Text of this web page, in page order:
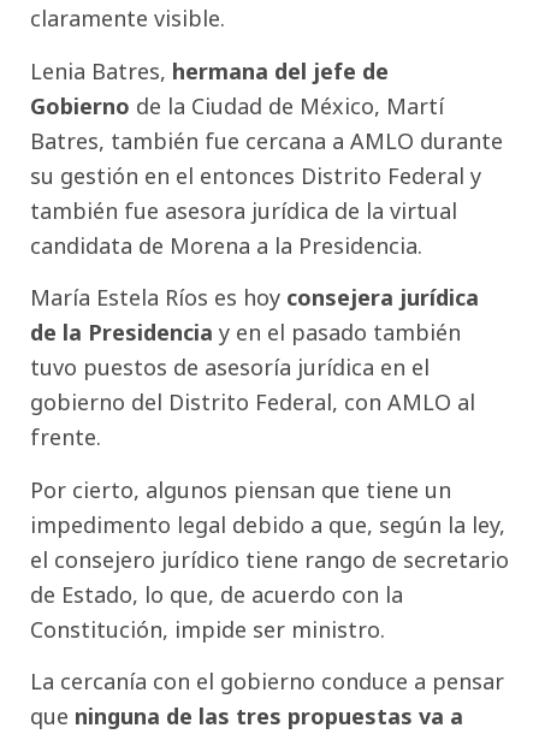
claramente visible.
Lenia Batres, hermana del jefe de
Gobierno de la Ciudad de México, Martí
Batres, también fue cercana a AMLO durante
su gestión en el entonces Distrito Federal y
también fue asesora jurídica de la virtual
candidata de Morena a la Presidencia.
María Estela Ríos es hoy consejera jurídica
de la Presidencia y en el pasado también
tuvo puestos de asesoría jurídica en el
gobierno del Distrito Federal, con AMLO al
frente.
Por cierto, algunos piensan que tiene un
impedimento legal debido a que, según la ley,
el consejero jurídico tiene rango de secretario
de Estado, lo que, de acuerdo con la
Constitución, impide ser ministro.
La cercanía con el gobierno conduce a pensar
que ninguna de las tres propuestas va a